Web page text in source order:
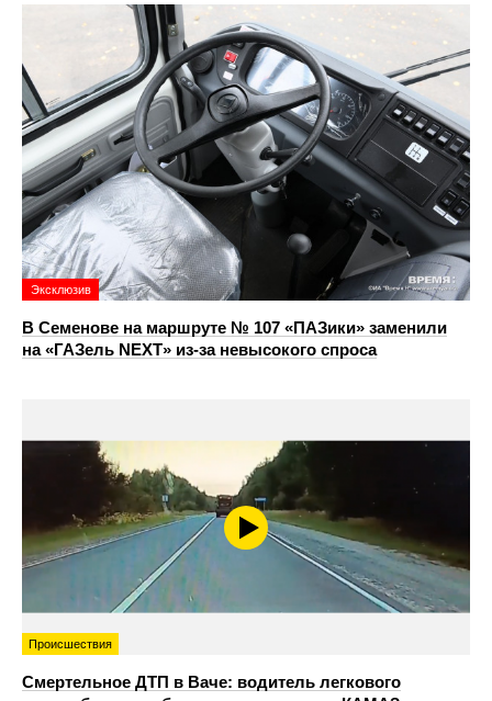
Эксклюзив
В Семенове на маршруте № 107 «ПАЗики» заменили
на «ГАЗель NEXT» из‑за невысокого спроса
Происшествия
Смертельное ДТП в Ваче: водитель легкового